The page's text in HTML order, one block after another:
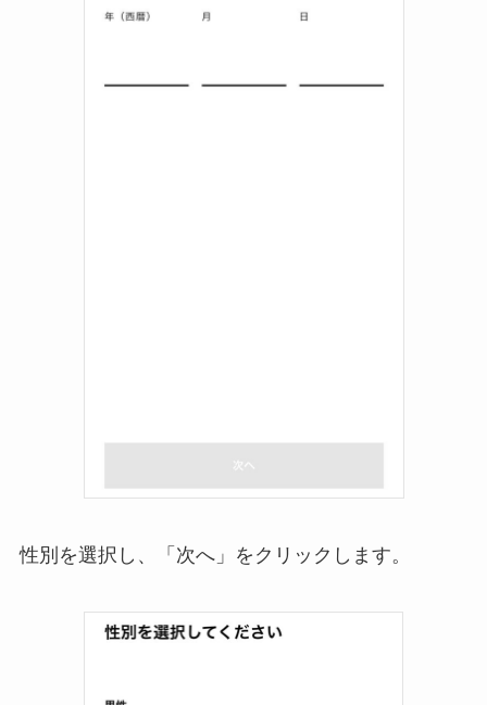
性別を選択し、「次へ」をクリックします。